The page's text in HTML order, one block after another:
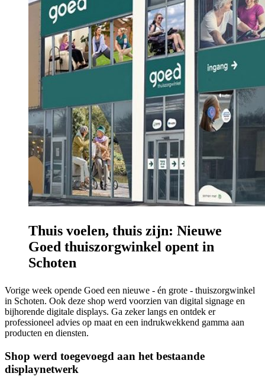
Thuis voelen, thuis zijn: Nieuwe
Goed thuiszorgwinkel opent in
Schoten
Vorige week opende Goed een nieuwe - én grote - thuiszorgwinkel
in Schoten. Ook deze shop werd voorzien van digital signage en
bijhorende digitale displays. Ga zeker langs en ontdek er
professioneel advies op maat en een indrukwekkend gamma aan
producten en diensten.
Shop werd toegevoegd aan het bestaande
displaynetwerk